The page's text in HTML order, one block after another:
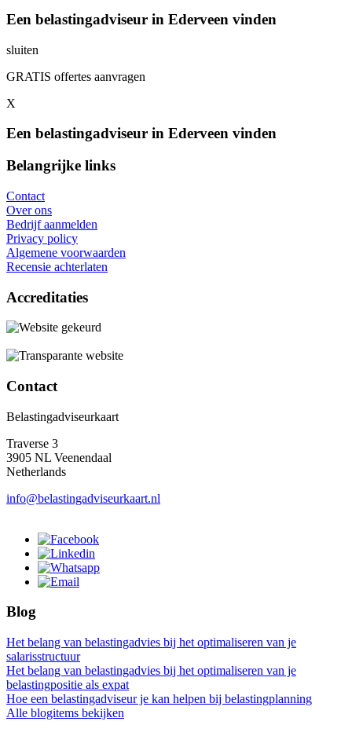
Een belastingadviseur in Ederveen vinden
sluiten
GRATIS offertes aanvragen
X
Een belastingadviseur in Ederveen vinden
Belangrijke links
Contact
Over ons
Bedrijf aanmelden
Privacy policy
Algemene voorwaarden
Recensie achterlaten
Accreditaties
Contact
Belastingadviseurkaart
Traverse 3
3905 NL Veenendaal
Netherlands
info@belastingadviseurkaart.nl
Blog
Het belang van belastingadvies bij het optimaliseren van je
salarisstructuur
Het belang van belastingadvies bij het optimaliseren van je
belastingpositie als expat
Hoe een belastingadviseur je kan helpen bij belastingplanning
Alle blogitems bekijken